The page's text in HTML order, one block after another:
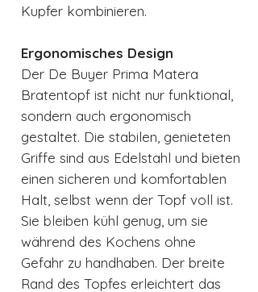
Kupfer kombinieren.
Ergonomisches Design
Der De Buyer Prima Matera
Bratentopf ist nicht nur funktional,
sondern auch ergonomisch
gestaltet. Die stabilen, genieteten
Griffe sind aus Edelstahl und bieten
einen sicheren und komfortablen
Halt, selbst wenn der Topf voll ist.
Sie bleiben kühl genug, um sie
während des Kochens ohne
Gefahr zu handhaben. Der breite
Rand des Topfes erleichtert das